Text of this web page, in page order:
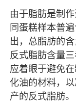
由于脂肪是制
同蛋糕样本普
出，总脂肪的
反式脂肪含量
应着眼于避免
化油的材料，
产的反式脂肪。